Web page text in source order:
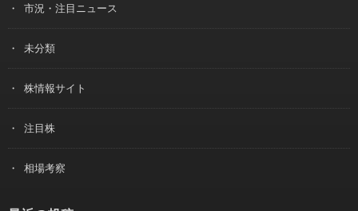
市況・注目ニュース
未分類
株情報サイト
注目株
相場考察